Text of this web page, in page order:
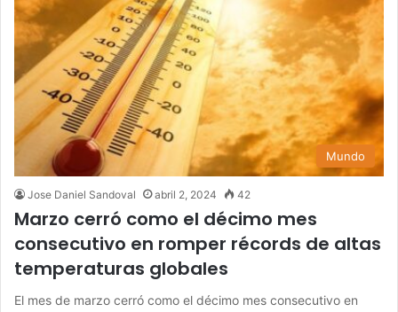
Mundo
Jose Daniel Sandoval abril 2, 2024 42
Marzo cerró como el décimo mes
consecutivo en romper récords de altas
temperaturas globales
El mes de marzo cerró como el décimo mes consecutivo en